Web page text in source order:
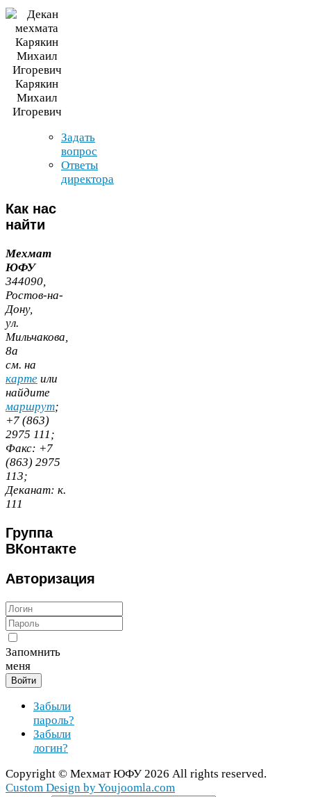
Карякин
Михаил
Игоревич
Задать
вопрос
Ответы
директора
Как нас
найти
Мехмат
ЮФУ
344090
Ростов-​на-​
Дону,
ул.
Мильчакова,
8а
cм. на
карте или
найдите
маршрут;
+7 (863)
2975 111 ;
Факс: +7
(863) 2975
113;
Деканат: к.
111
Группа
ВКонтакте
Авторизация
Запомнить
меня
Войти
Забыли
пароль?
Забыли
логин?
Copy­right © МехматЮФУ 2026 All rights reserved.
Cus­tom Design by You​joomla​.com